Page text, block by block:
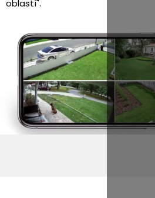
oblastí".